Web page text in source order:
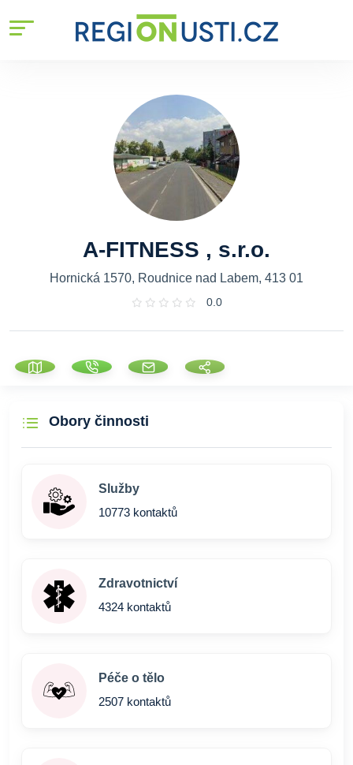
A-FITNESS , s.r.o.
Hornická 1570, Roudnice nad Labem, 413 01
0.0
Obory činnosti
Služby
10773 kontaktů
Zdravotnictví
4324 kontaktů
Péče o tělo
2507 kontaktů